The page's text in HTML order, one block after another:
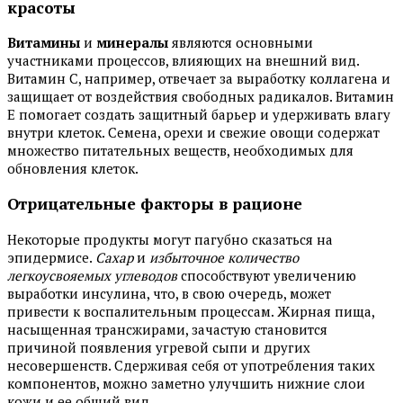
красоты
Витамины и минералыявляются основными
участниками процессов, влияющих на внешний вид.
Витамин C, например, отвечает за выработку коллагена и
защищает от воздействия свободных радикалов. Витамин
E помогает создать защитный барьер и удерживать влагу
внутри клеток. Семена, орехи и свежие овощи содержат
множество питательных веществ, необходимых для
обновления клеток.
Отрицательные факторы в рационе
Некоторые продукты могут пагубно сказаться на
эпидермисе. Сахари избыточное количество
легкоусвояемых углеводовспособствуют увеличению
выработки инсулина, что, в свою очередь, может
привести к воспалительным процессам. Жирная пища,
насыщенная трансжирами, зачастую становится
причиной появления угревой сыпи и других
несовершенств. Сдерживая себя от употребления таких
компонентов, можно заметно улучшить нижние слои